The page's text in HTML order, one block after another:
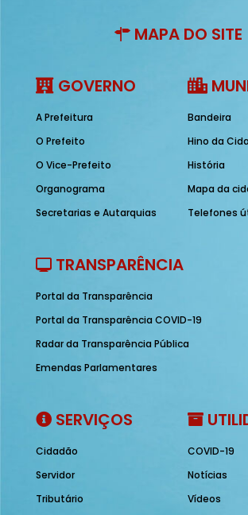
MAPA DO SITE
GOVERNO
A Prefeitura
O Prefeito
O Vice-Prefeito
Organograma
Secretarias e Autarquias
Bandeira
Hino da
História
Mapa da
Telefones
TRANSPARÊNCIA
Portal da Transparência
Portal da Transparência COVID-19
Radar da Transparência Pública
Emendas Parlamentares
SERVIÇOS
Cidadão
Servidor
Tributário
COVID-19
Notícias
Vídeos